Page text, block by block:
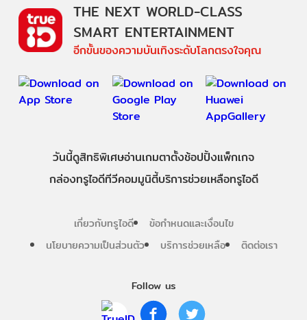
Follow us
THE NEXT WORLD-CLASS
SMART ENTERTAINMENT
อีกขั้นของความบันเทิงระดับโลกตรงใจคุณ
วันนี้ดูสิทธิพิเศษอ่านเกมตาตั้งช้อปปิ้งแพ็กเกจ
กล่องทรูไอดีทีวีคอมมูนิตี้บริการช่วยเหลือทรูไอดี
เกี่ยวกับทรูไอดี
ข้อกำหนดและเงื่อนไข
นโยบายความเป็นส่วนตัว
บริการช่วยเหลือ ติดต่อเรา